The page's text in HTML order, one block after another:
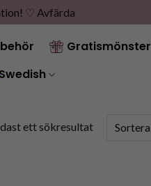
♡ Avfärda
Gratismönster
Swedish
ett sökresultat